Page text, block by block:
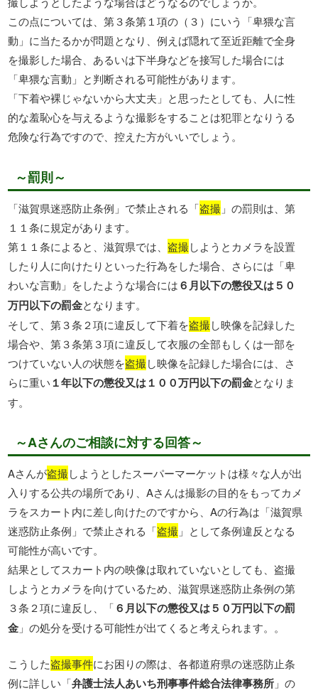
この点については、第３条第１項の（３）にいう「卑猥な言
動」に当たるかが問題となり、例えば隠れて至近距離で全身
を撮影した場合、あるいは下半身などを接写した場合には
「卑猥な言動」と判断される可能性があります。
「下着や裸じゃないから大丈夫」と思ったとしても、人に性
的な羞恥心を与えるような撮影をすることは犯罪となりうる
危険な行為ですので、控えた方がいいでしょう。
～罰則～
「滋賀県迷惑防止条例」で禁止される「盗撮 」の罰則は、第
１１条に規定があります。
第１１条によると、滋賀県では、 盗撮しようとカメラを設置
したり人に向けたりといった行為をした場合、さらには「卑
わいな言動」をしたような場合には６月以下の懲役又は５０
万円以下の罰金となります。
そして、第３条２項に違反して下着を盗撮し映像を記録した
場合や、第３条第３項に違反して衣服の全部もしくは一部を
つけていない人の状態を盗撮し映像を記録した場合には、さ
らに重い １年以下の懲役又は１００万円以下の罰金となりま
す。
～Aさんのご相談に対する回答～
Aさんが盗撮しようとしたスーパーマーケットは様々な人が出
入りする公共の場所であり、Aさんは撮影の目的をもってカメ
ラをスカート内に差し向けたのですから、Aの行為は「滋賀県
迷惑防止条例」で禁止される「盗撮 」として条例違反となる
可能性が高いです。
結果としてスカート内の映像は取れていないとしても、盗撮
しようとカメラを向けているため、滋賀県迷惑防止条例の第
３条２項に違反し、「６月以下の懲役又は５０万円以下の罰
金 」の処分を受ける可能性が出てくると考えられます。。
こうした盗撮事件にお困りの際は、各都道府県の迷惑防止条
例に詳しい「弁護士法人あいち刑事事件総合法律事務所 」の